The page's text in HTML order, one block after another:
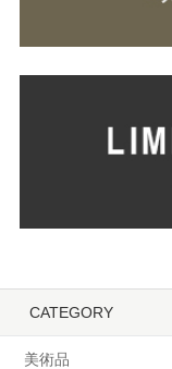
CATEGORY
美術品